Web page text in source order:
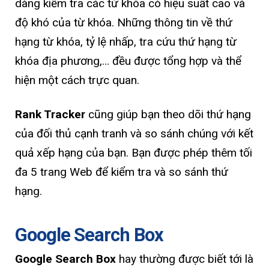
dàng kiểm tra các từ khóa có hiệu suất cao và
độ khó của từ khóa. Những thông tin về thứ
hạng từ khóa, tỷ lệ nhấp, tra cứu thứ hạng từ
khóa địa phương,… đều được tổng hợp và thể
hiện một cách trực quan.
Rank Tracker cũng giúp bạn theo dõi thứ hạng
của đối thủ cạnh tranh và so sánh chúng với kết
quả xếp hạng của bạn. Bạn được phép thêm tối
đa 5 trang Web để kiểm tra và so sánh thứ
hạng.
Google Search Box
Google Search Box hay thường được biết tới là